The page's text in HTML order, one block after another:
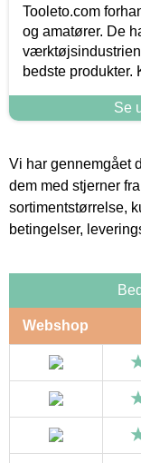
Tooleto.com
og amatører. De
bedste produkter.
Se
Vi har gennemgået
dem med stjerner
sortimentstørrelse,
betingelser,
Webshop